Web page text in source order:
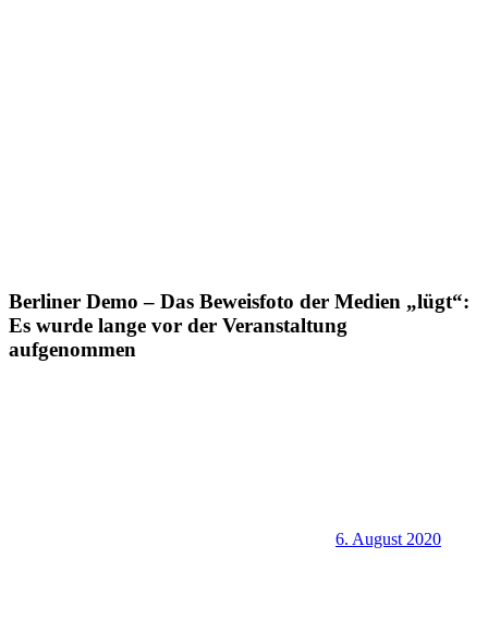
Berliner Demo – Das Beweisfoto der Medien „lügt“:
Es wurde lange vor der Veranstaltung
aufgenommen
6. August 2020